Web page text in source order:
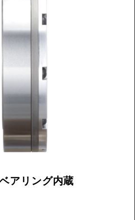
アリング内蔵